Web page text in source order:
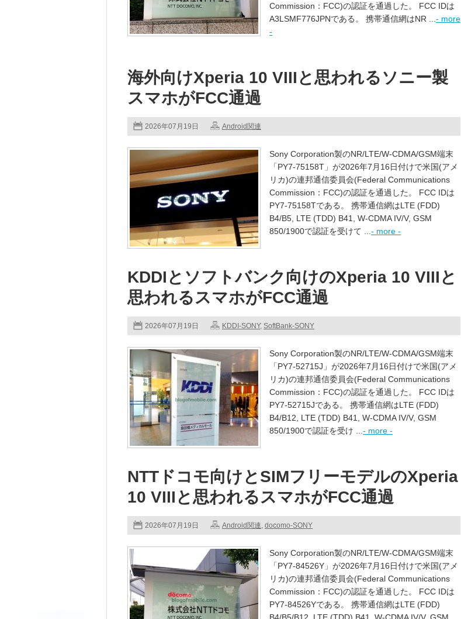
Commission：FCC)の認証を通過した。 FCC IDは
A3LSMF776JPNである。 携帯通信網はNR ... - more
-
海外向けXperia 10 VIIIと思われるソニー製
スマホがFCC通過
2026年07月19日 Android関連
Sony Corporation製のNR/LTE/W-CDMA/GSM端末
「PY7-75158T」が2026年7月16日付けで米国(アメ
リカ)の連邦通信委員会(Federal Communications
Commission：FCC)の認証を通過した。 FCC IDは
PY7-75158Tである。 携帯通信網はLTE (FDD)
B4/B5, LTE (TDD) B41, W-CDMA IV/V, GSM
850/1900で認証を受けて ... - more -
KDDIとソフトバンク向けのXperia 10 VIIIと
思われるスマホがFCC通過
2026年07月19日 KDDI-SONY, SoftBank-SONY
Sony Corporation製のNR/LTE/W-CDMA/GSM端末
「PY7-52715J」が2026年7月16日付けで米国(アメ
リカ)の連邦通信委員会(Federal Communications
Commission：FCC)の認証を通過した。 FCC IDは
PY7-52715Jである。 携帯通信網はLTE (FDD)
B4/B12, LTE (TDD) B41, W-CDMA IV/V, GSM
850/1900で認証を受け ... - more -
NTTドコモ向けとSIMフリーモデルのXperia
10 VIIIと思われるスマホがFCC通過
2026年07月19日 Android関連, docomo-SONY
Sony Corporation製のNR/LTE/W-CDMA/GSM端末
「PY7-84526Y」が2026年7月16日付けで米国(アメ
リカ)の連邦通信委員会(Federal Communications
Commission：FCC)の認証を通過した。 FCC IDは
PY7-84526Yである。 携帯通信網はLTE (FDD)